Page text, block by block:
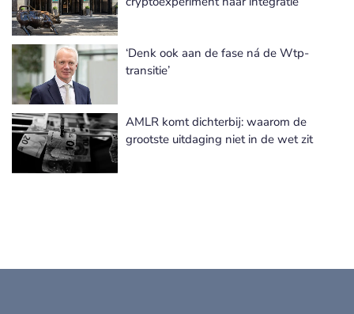
‘Denk ook aan de fase ná de Wtp-
transitie’
AMLR komt dichterbij: waarom de
grootste uitdaging niet in de wet zit